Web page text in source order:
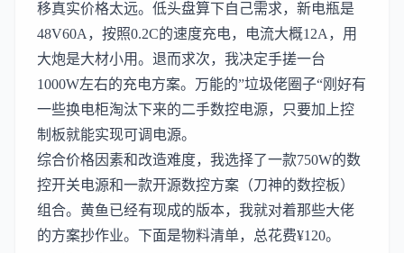
移真实价格太远。低头盘算下自己需求，新电瓶是
48V60A，按照0.2C的速度充电，电流大概12A，用
大炮是大材小用。退而求次，我决定手搓一台
1000W左右的充电方案。万能的”垃圾佬圈子“刚好有
一些换电柜淘汰下来的二手数控电源，只要加上控
制板就能实现可调电源。
综合价格因素和改造难度，我选择了一款750W的数
控开关电源和一款开源数控方案（刀神的数控板）
组合。黄鱼已经有现成的版本，我就对着那些大佬
的方案抄作业。下面是物料清单，总花费¥120。